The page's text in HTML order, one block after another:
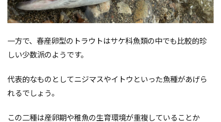
一方で、春産卵型のトラウトはサケ科魚類の中でも比較的珍
しい少数派のようです。
代表的なものとしてニジマスやイトウといった魚種があげら
れるでしょう。
この二種は産卵期や稚魚の生育環境が重複していることか